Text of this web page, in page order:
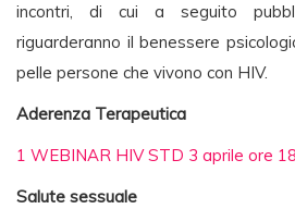
incontri, di cui a seguito
riguarderanno il benessere
pelle persone che vivono con HIV.
Aderenza Terapeutica
1 WEBINAR HIV STD 3 aprile ore 18
Salute sessuale